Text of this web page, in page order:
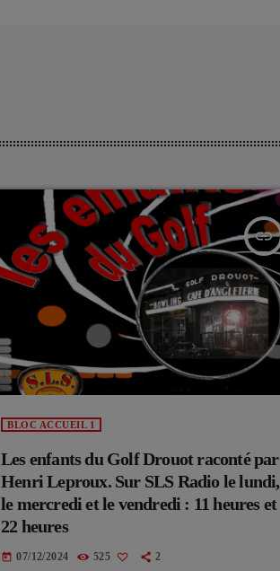
insert_link
BLOC ACCUEIL 1
Les enfants du Golf Drouot raconté par
Henri Leproux. Sur SLS Radio le lundi,
le mercredi et le vendredi : 11 heures et
22 heures
today 07/12/2024 525 2